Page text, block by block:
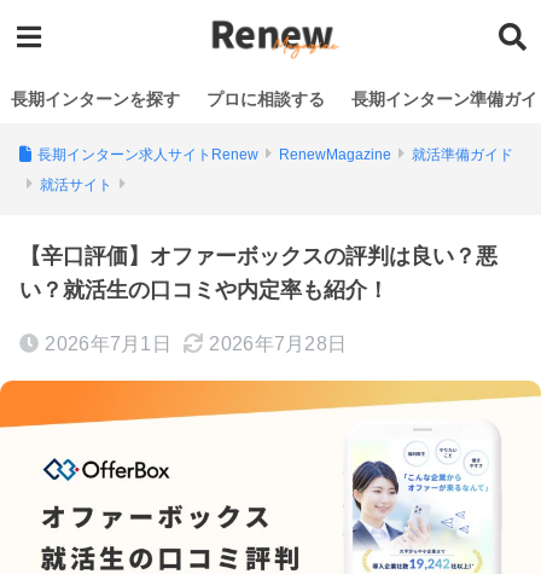
長期インターンを探す プロに相談する 長期インターン準備ガイ
長期インターン求人サイトRenew RenewMagazine
就活準備ガイド
就活サイト
【辛口評価】オファーボックスの評判は良い？悪
い？就活生の口コミや内定率も紹介！
2026年7月1日 2026年7月28日